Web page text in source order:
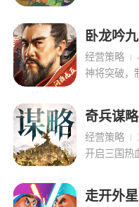
卧龙吟
经营策略
神将突破，
奇兵谋
经营策略
开启三国热
走开外